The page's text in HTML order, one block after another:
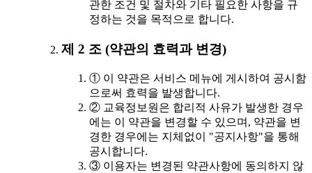
관한 조건 및 절차와 기타 필요한 사항을 규
정하는 것을 목적으로 합니다.
제 2 조 (약관의 효력과 변경)
① 이 약관은 서비스 메뉴에 게시하여 공시함
으로써 효력을 발생합니다.
② 교육정보원은 합리적 사유가 발생한 경우
에는 이 약관을 변경할 수 있으며, 약관을 변
경한 경우에는 지체없이 "공지사항"을 통해
공시합니다.
③ 이용자는 변경된 약관사항에 동의하지 않